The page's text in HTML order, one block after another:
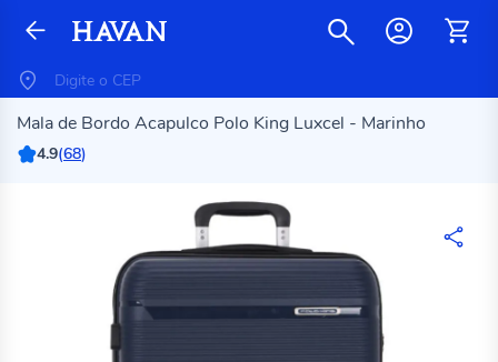
Mala de Bordo Acapulco Polo King Luxcel - Marinho
4.9(68)